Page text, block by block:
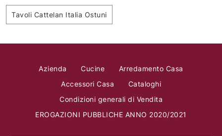
Tavoli Cattelan Italia Ostuni
Azienda Cucine
Arredamento Casa
Accessori Casa
Cataloghi
Condizioni generali di Vendita
EROGAZIONI PUBBLICHE ANNO 2020/2021